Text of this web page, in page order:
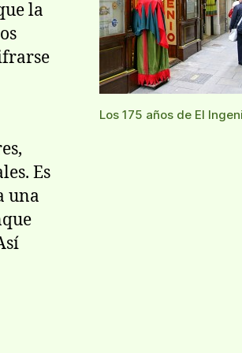
Los 175 años de El
la
Es
una